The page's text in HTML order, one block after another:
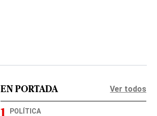
EN PORTADA Ver todos
POLÍTICA